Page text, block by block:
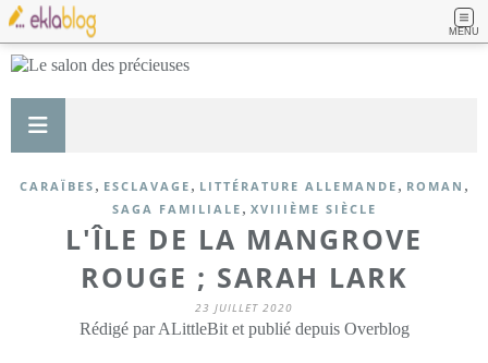
MENU
CARAÏBES , ESCLAVAGE , LITTÉRATURE ALLEMANDE , ROMAN ,
SAGA FAMILIALE , XVIIIÈME SIÈCLE
L'ÎLE DE LA MANGROVE
ROUGE ; SARAH LARK
23 JUILLET 2020
Rédigé par ALittleBit et publié depuis Overblog